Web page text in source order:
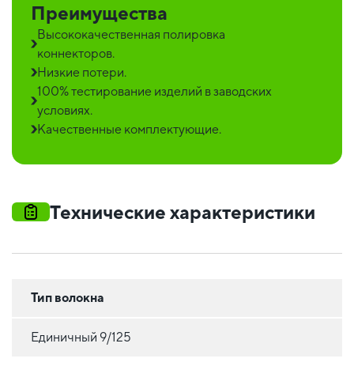
Преимущества
Высококачественная полировка
коннекторов.
Низкие потери.
100% тестирование изделий в заводских
условиях.
Качественные комплектующие.
Технические характеристики
Тип волокна
Единичный 9/125